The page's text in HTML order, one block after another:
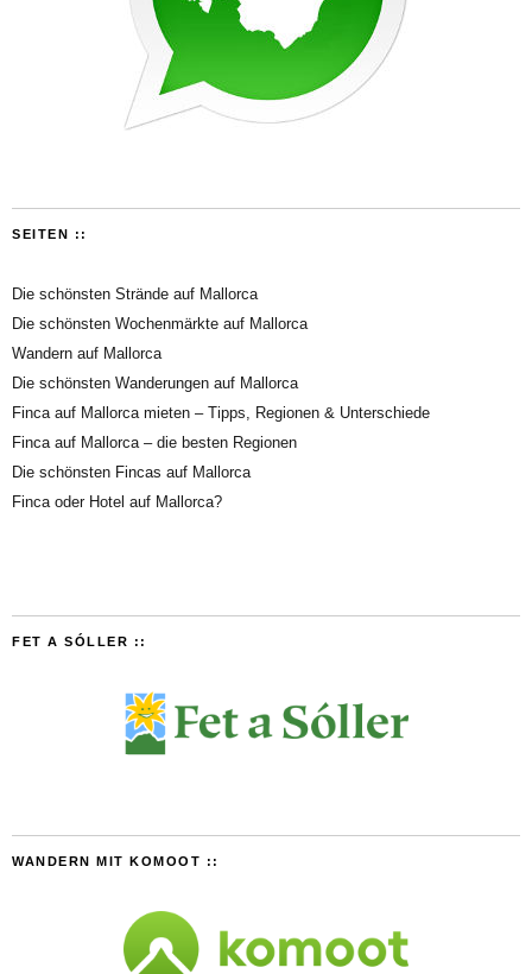
SEITEN ::
Die schönsten Strände auf Mallorca
Die schönsten Wochenmärkte auf Mallorca
Wandern auf Mallorca
Die schönsten Wanderungen auf Mallorca
Finca auf Mallorca mieten – Tipps, Regionen & Unterschiede
Finca auf Mallorca – die besten Regionen
Die schönsten Fincas auf Mallorca
Finca oder Hotel auf Mallorca?
FET A SÓLLER ::
WANDERN MIT KOMOOT ::